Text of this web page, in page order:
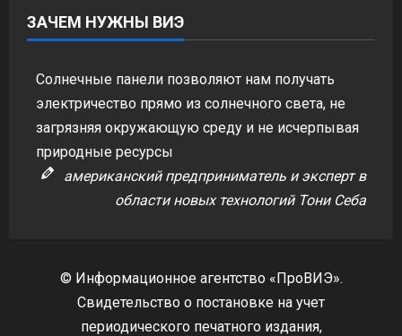
ЗАЧЕМ НУЖНЫ ВИЭ
Солнечные панели позволяют нам получать
электричество прямо из солнечного света, не
загрязняя окружающую среду и не исчерпывая
природные ресурсы
американский предприниматель и эксперт в
области новых технологий Тони Себа
© Информационное агентство «ПроВИЭ».
Свидетельство о постановке на учет
периодического печатного издания,